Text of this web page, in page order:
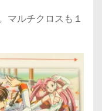
マルチクロスも１